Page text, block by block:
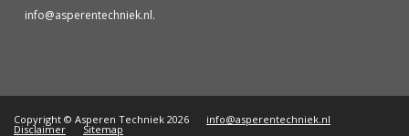
info@asperentechniek.nl.
Copyright © Asperen Techniek 2026 info@asperentechniek.nl
Disclaimer Sitemap